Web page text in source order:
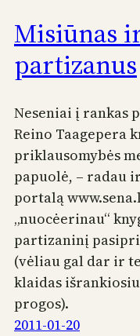
Misiūnas
partizanus
Neseniai į rankas
Reino Taagepera
priklausomybės
papuolė, – radau
portalą
„nuocėerinau“
partizaninį
(vėliau gal dar ir
klaidas
progos).
2011-01-20